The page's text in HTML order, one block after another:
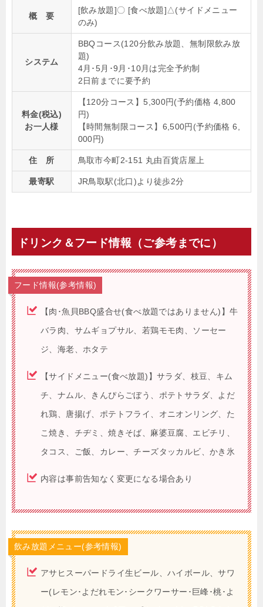
概 要
[飲み放題]〇 [食べ放題]△(サイドメニュー
のみ)
システム
BBQコース(120分飲み放題、無制限飲み放
題)
4月･5月･9月･10月は完全予約制
2日前までに要予約
料金(税込)
お一人様
【120分コース】5,300円(予約価格 4,800
円)
【時間無制限コース】6,500円(予約価格 6,
000円)
住 所 鳥取市今町2-151 丸由百貨店屋上
最寄駅 JR鳥取駅(北口)より徒歩2分
ドリンク＆フード情報（ご参考までに）
フード情報(参考情報)
【肉･魚貝BBQ盛合せ(食べ放題ではありません)】牛
バラ肉、サムギョプサル、若鶏モモ肉、ソーセー
ジ、海老、ホタテ
【サイドメニュー(食べ放題)】サラダ、枝豆、キム
チ、ナムル、きんぴらごぼう、ポテトサラダ、よだ
れ鶏、唐揚げ、ポテトフライ、オニオンリング、た
こ焼き、チヂミ、焼きそば、麻婆豆腐、エビチリ、
タコス、ご飯、カレー、チーズタッカルビ、かき氷
内容は事前告知なく変更になる場合あり
飲み放題メニュー(参考情報)
アサヒスーパードライ生ビール、ハイボール、サワ
ー(レモン･よだれモン･シークワーサー･巨峰･桃･よ